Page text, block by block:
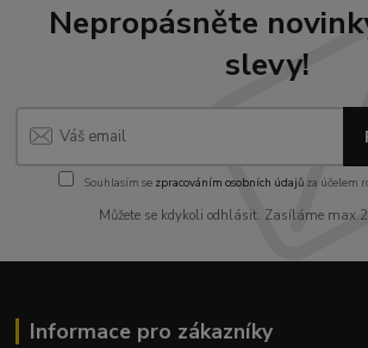
Nepropásněte
slevy!
Souhlasím se zpracováním osobních údajůza účelem
Můžete se kdykoli odhlásit. Zasíláme
Informace pro zákazníky